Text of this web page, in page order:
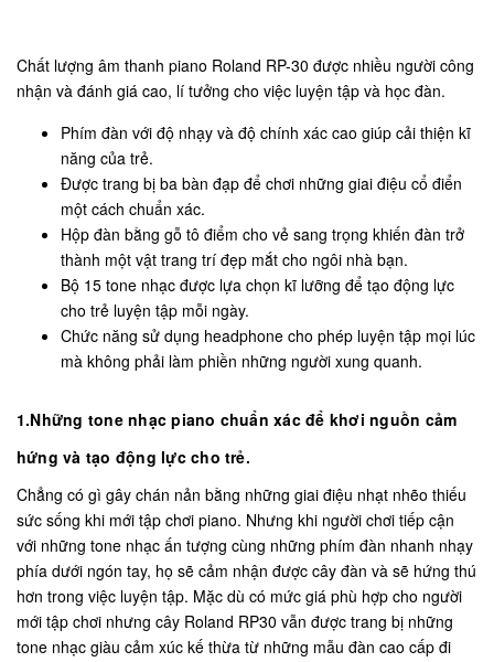
Chất lượng âm thanh piano Roland RP-30 được nhiều người công
nhận và đánh giá cao, lí tưởng cho việc luyện tập và học đàn.
Phím đàn với độ nhạy và độ chính xác cao giúp cải thiện kĩ
năng của trẻ.
Được trang bị ba bàn đạp để chơi những giai điệu cổ điển
một cách chuẩn xác.
Hộp đàn bằng gỗ tô điểm cho vẻ sang trọng khiến đàn trở
thành một vật trang trí đẹp mắt cho ngôi nhà bạn.
Bộ 15 tone nhạc được lựa chọn kĩ lưỡng để tạo động lực
cho trẻ luyện tập mỗi ngày.
Chức năng sử dụng headphone cho phép luyện tập mọi lúc
mà không phải làm phiền những người xung quanh.
1.Những tone nhạc piano chuẩn xác để khơi nguồn cảm
hứng và tạo động lực cho trẻ.
Chẳng có gì gây chán nản bằng những giai điệu nhạt nhẽo thiếu
sức sống khi mới tập chơi piano. Nhưng khi người chơi tiếp cận
với những tone nhạc ấn tượng cùng những phím đàn nhanh nhạy
phía dưới ngón tay, họ sẽ cảm nhận được cây đàn và sẽ hứng thú
hơn trong việc luyện tập. Mặc dù có mức giá phù hợp cho người
mới tập chơi nhưng cây Roland RP30 vẫn được trang bị những
tone nhạc giàu cảm xúc kế thừa từ những mẫu đàn cao cấp đi